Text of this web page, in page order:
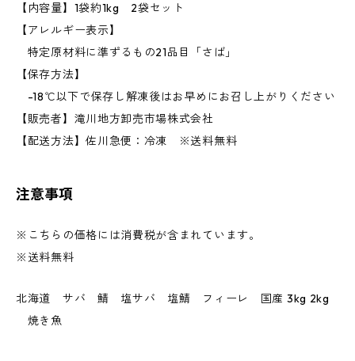
【内容量】1袋約1kg 2袋セット
【アレルギー表示】
特定原材料に準ずるもの21品目「さば」
【保存方法】
-18℃以下で保存し解凍後はお早めにお召し上がりください
【販売者】滝川地方卸売市場株式会社
【配送方法】佐川急便：冷凍 ※送料無料
注意事項
※こちらの価格には消費税が含まれています。
※送料無料
北海道 サバ 鯖 塩サバ 塩鯖 フィーレ 国産 3kg 2kg
焼き魚